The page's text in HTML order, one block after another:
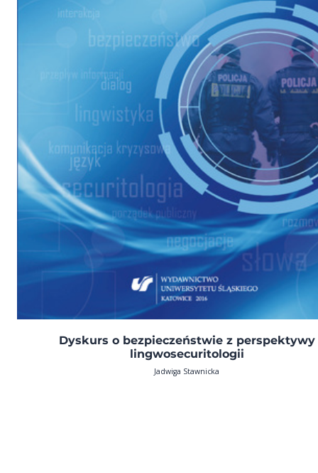
Dyskurs o bezpieczeństwie z perspektywy
lingwosecuritologii
Jadwiga Stawnicka